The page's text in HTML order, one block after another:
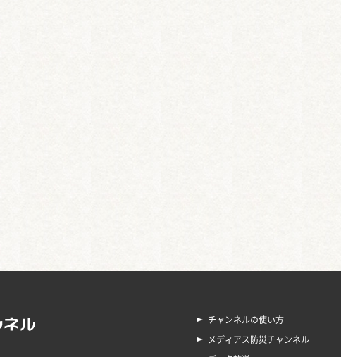
チャンネルの使い方
メディアス防災チャンネル